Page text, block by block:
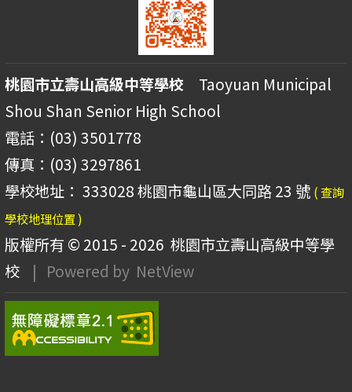
桃園市立壽山高級中等學校 Taoyuan Municipal
Shou Shan Senior High School
電話：(03) 3501778
傳真：(03) 3297861
學校地址： 333028 桃園市龜山區大同路 23 號 ( 查詢
學校地理位置 )
版權所有 © 2015 - 2026 桃園市立壽山高級中等學
校
| Powered by NetView